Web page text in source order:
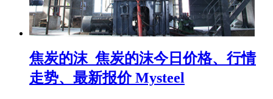
焦炭的沫_焦炭的沫今日价格、行情
走势、最新报价 Mysteel